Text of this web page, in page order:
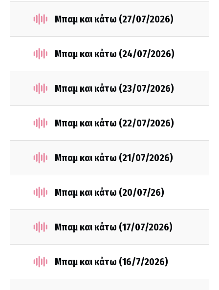
Μπαμ και κάτω (27/07/2026)
Μπαμ και κάτω (24/07/2026)
Μπαμ και κάτω (23/07/2026)
Μπαμ και κάτω (22/07/2026)
Μπαμ και κάτω (21/07/2026)
Μπαμ και κάτω (20/07/26)
Μπαμ και κάτω (17/07/2026)
Μπαμ και κάτω (16/7/2026)